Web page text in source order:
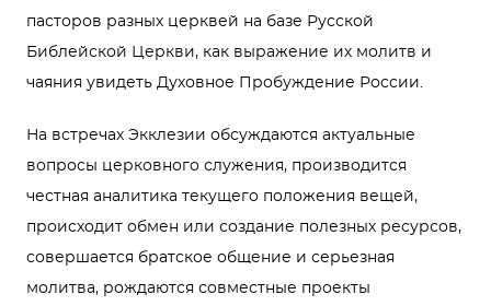
пасторов разных церквей на базе Русской
Библейской Церкви, как выражение их молитв и
чаяния увидеть Духовное Пробуждение России.
На встречах Экклезии обсуждаются актуальные
вопросы церковного служения, производится
честная аналитика текущего положения вещей,
происходит обмен или создание полезных ресурсов,
совершается братское общение и серьезная
молитва, рождаются совместные проекты